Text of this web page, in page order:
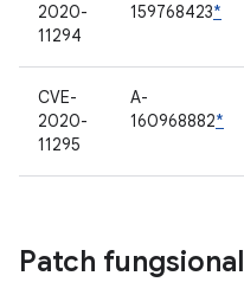
2020-
11294
159768423*
CVE-
2020-
11295
A-
160968882*
Patch fungsional